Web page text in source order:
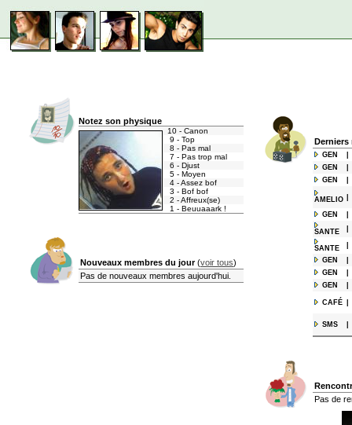
Notez son physique
10 - Canon
9 - Top
8 - Pas mal
7 - Pas trop mal
6 - Djust
5 - Moyen
4 - Assez bof
3 - Bof bof
2 - Affreux(se)
1 - Beuuaaark !
Nouveaux membres du jour(voir tous)
Pas de nouveaux membres aujourd'hui.
Derniers
GEN
GEN
GEN
AMELIO
GEN
SANTE
SANTE
GEN
GEN
GEN
CAFÉ
SMS
Pas de